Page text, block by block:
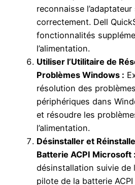
reconnaisse
correctement. Dell
fonctionnalités
l’alimentation.
Utiliser l’Utilitaire de
Problèmes Windows :
résolution des
périphériques dans
et résoudre les
l’alimentation.
Désinstaller et
Batterie ACPI Microsoft :
désinstallation suivie de
pilote de la batterie